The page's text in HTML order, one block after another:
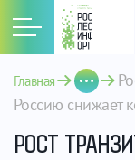
Главная
Россию снижает
РОСТ